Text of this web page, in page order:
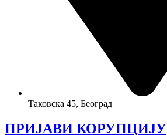
Таковска 45, Београд
ПРИЈАВИ КОРУПЦИЈУ